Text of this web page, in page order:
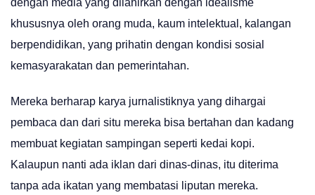
khususnya oleh orang muda, kaum intelektual, kalangan
berpendidikan, yang prihatin dengan kondisi sosial
kemasyarakatan dan pemerintahan.
Mereka berharap karya jurnalistiknya yang dihargai
pembaca dan dari situ mereka bisa bertahan dan kadang
membuat kegiatan sampingan seperti kedai kopi.
Kalaupun nanti ada iklan dari dinas-dinas, itu diterima
tanpa ada ikatan yang membatasi liputan mereka.